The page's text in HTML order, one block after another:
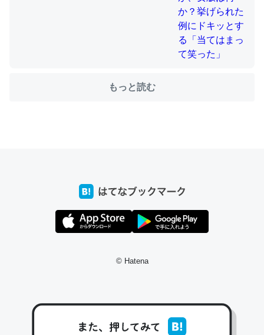
─たまにLINEするくらいだった遠方の父67歳と僕。ITツール導入で
コミュニケーションが劇的に変化した｜tayorini by LIFULL介護
34
─たまにLINEするくらいだった遠方の父67歳と僕。ITツール導入で
もっと読む
© Hatena